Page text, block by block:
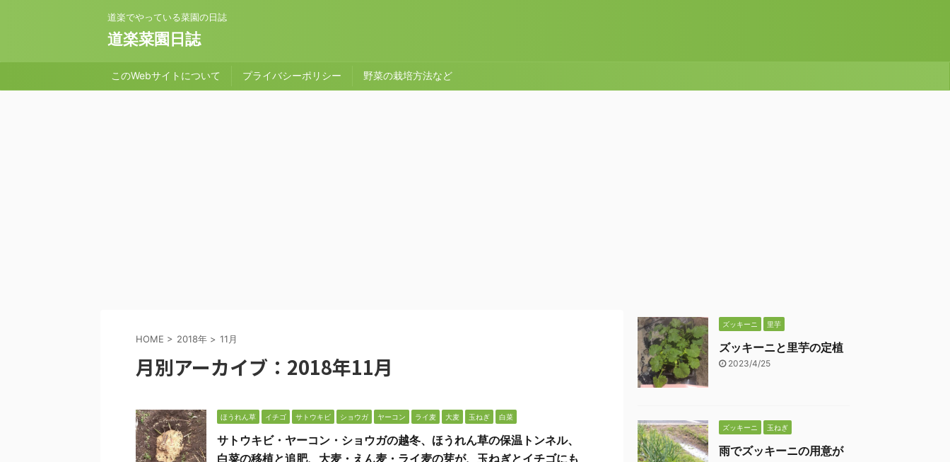
道楽でやっている菜園の日誌
道楽菜園日誌
このWebサイトについて プライバシーポリシー 野菜の栽培方法など
HOME > 2018年 > 11月
月別アーカイブ：2018年11月
ほうれん草 イチゴ サトウキビ ショウガ ヤーコン ライ麦 大麦 玉ねぎ 白菜
サトウキビ・ヤーコン・ショウガの越冬、ほうれん草の保温トンネル、
白菜の移植と追肥、大麦・えん麦・ライ麦の芽が、玉ねぎとイチゴにも
ズッキーニ 里芋
ズッキーニと里芋の定植
2023/4/25
ズッキーニ 玉ねぎ
雨でズッキーニの用意が